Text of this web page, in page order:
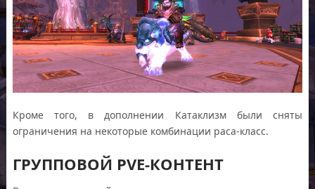
Кроме того, в дополнении Катаклизм были сняты
ограничения на некоторые комбинации раса-класс.
ГРУППОВОЙ PVE-КОНТЕНТ